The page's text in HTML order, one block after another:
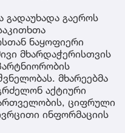
გაეროს
ნაყოფიერი
მხარდაჭერისთვის
მხარეებმა
აქტიური
ციფრული
ინფორმაციის